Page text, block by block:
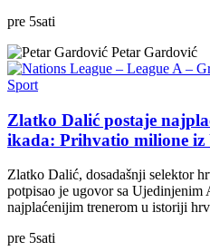
pre 5sati
Petar Gardović
Sport
Zlatko Dalić postaje
ikada: Prihvatio milione iz
Zlatko Dalić, dosadašnji selektor
potpisao je ugovor sa
najplaćenijim trenerom u istoriji
pre 5sati